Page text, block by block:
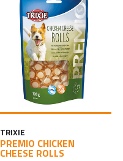
TRIXIE
PREMIO CHICKEN
CHEESE ROLLS